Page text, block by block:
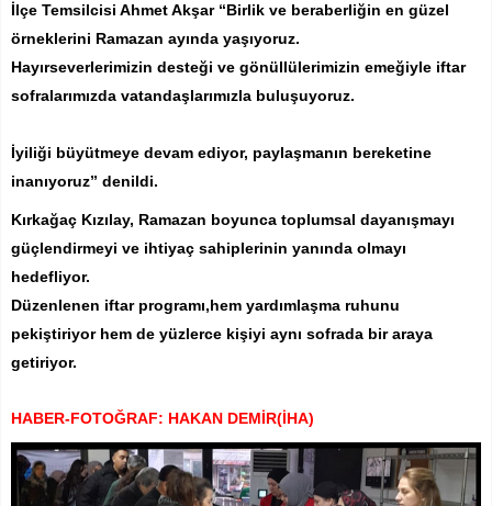
İlçe Temsilcisi Ahmet Akşar “Birlik ve beraberliğin en güzel
örneklerini Ramazan ayında yaşıyoruz.
Hayırseverlerimizin desteği ve gönüllülerimizin emeğiyle iftar
sofralarımızda vatandaşlarımızla buluşuyoruz.
İyiliği büyütmeye devam ediyor, paylaşmanın bereketine
inanıyoruz” denildi.
Kırkağaç Kızılay, Ramazan boyunca toplumsal dayanışmayı
güçlendirmeyi ve ihtiyaç sahiplerinin yanında olmayı
hedefliyor.
Düzenlenen iftar programı,hem yardımlaşma ruhunu
pekiştiriyor hem de yüzlerce kişiyi aynı sofrada bir araya
getiriyor.
HABER-FOTOĞRAF: HAKAN DEMİR(İHA)